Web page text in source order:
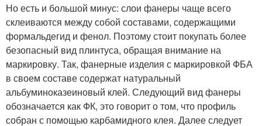
Но есть и большой минус: слои фанеры чаще всего
склеиваются между собой составами, содержащими
формальдегид и фенол. Поэтому стоит покупать более
безопасный вид плинтуса, обращая внимание на
маркировку. Так, фанерные изделия с маркировкой ФБА
в своем составе содержат натуральный
альбуминоказеиновый клей. Следующий вид фанеры
обозначается как ФК, это говорит о том, что профиль
собран с помощью карбамидного клея. Далее следует